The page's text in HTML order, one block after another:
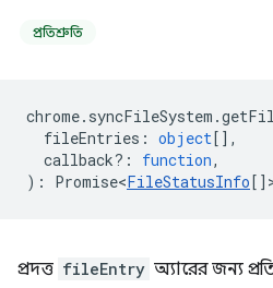
প্রতিশ্রুতি
chrome. syncFileSystem .
fileEntries : object[],
callback? : function,
) : Promise<FileStatusInfo[]
প্রদত্ত fileEntry অ্যারের জন্য